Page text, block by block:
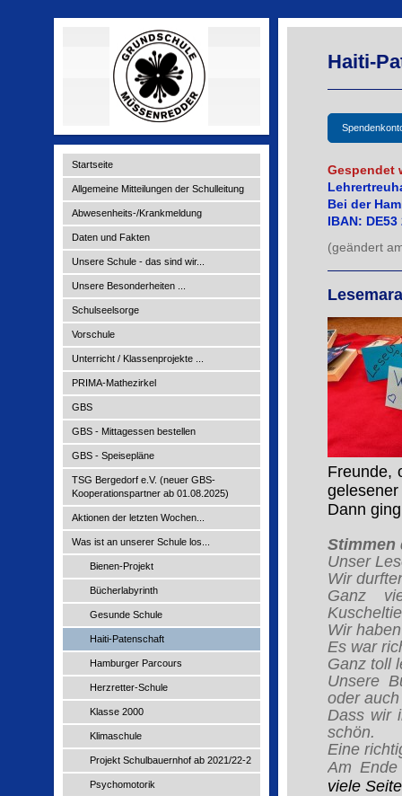
Startseite
Allgemeine Mitteilungen der Schulleitung
Abwesenheits-/Krankmeldung
Daten und Fakten
Unsere Schule - das sind wir...
Unsere Besonderheiten ...
Schulseelsorge
Vorschule
Unterricht / Klassenprojekte ...
PRIMA-Mathezirkel
GBS
GBS - Mittagessen bestellen
GBS - Speisepläne
TSG Bergedorf e.V. (neuer GBS-
Kooperationspartner ab 01.08.2025)
Aktionen der letzten Wochen...
Was ist an unserer Schule los...
Bienen-Projekt
Bücherlabyrinth
Gesunde Schule
Haiti-Patenschaft
Hamburger Parcours
Herzretter-Schule
Klasse 2000
Klimaschule
Projekt Schulbauernhof ab 2021/22-2
Psychomotorik
Haiti-
Gespendet
Bei der
IBAN: DE53
(geändert
Freunde,
Dann
Stimmen
Unser
Wir
Ganz
Wir
Es war
Ganz toll
Unsere
oder
Dass wir
schön.
Eine
Am
viele